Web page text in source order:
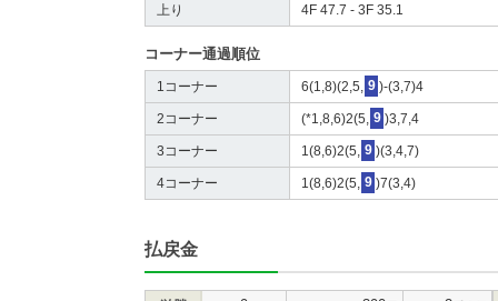
上り 4F 47.7 - 3F 35.1
コーナー通過順位
1コーナー 6(1,8)(2,5, 9 )-(3,7)4
2コーナー (*1,8,6)2(5, 9 )3,7,4
3コーナー 1(8,6)2(5, 9 )(3,4,7)
4コーナー 1(8,6)2(5, 9 )7(3,4)
払戻金